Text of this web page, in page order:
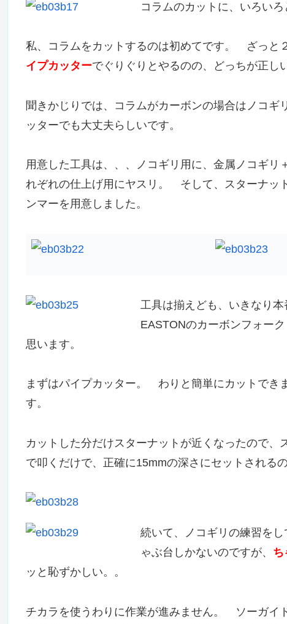
コラムのカットに、いろいろ
私、コラムをカットするのは初めてです。 ざっと
イプカッターでぐりぐりとやるのの、どっちが正し
聞きかじりでは、コラムがカーボンの場合はノコ
ッターでも大丈夫らしいです。
用意した工具は、、、ノコギリ用に、金属ノコギ
れぞれの仕上げ用にヤスリ。 そして、スターナッ
ンマーを用意しました。
工具は揃えども、いきなり
EASTONのカーボンフォー
思います。
まずはパイプカッター。 わりと簡単にカットでき
す。
カットした分だけスターナットが近くなったので
で叩くだけで、正確に15mmの深さにセットされるの
続いて、ノコギリの練習を
ゃぶ台しかないのですが、 ち
ッと恥ずかしい。。
チカラを使うわりに作業が進みません。 ソーガイ